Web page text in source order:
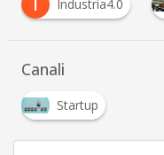
I
Industria4.0
Canali
Startup